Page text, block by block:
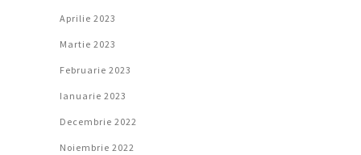
Aprilie 2023
Martie 2023
Februarie 2023
Ianuarie 2023
Decembrie 2022
Noiembrie 2022